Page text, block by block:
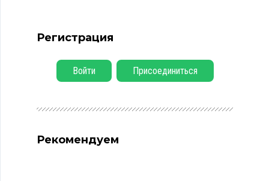
Регистрация
Войти Присоединиться
Рекомендуем